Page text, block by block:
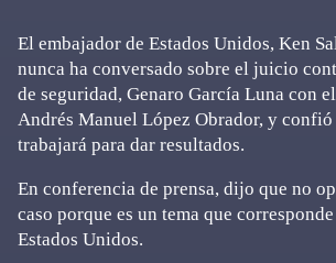
El embajador de Estados Unidos, Ken
nunca ha conversado sobre el juicio
de seguridad, Genaro García Luna con
Andrés Manuel López Obrador, y confió
trabajará para dar resultados.
En conferencia de prensa, dijo que no
caso porque es un tema que
Estados Unidos.